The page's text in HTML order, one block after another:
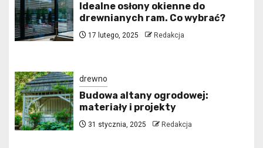
Idealne osłony okienne do
drewnianych ram. Co wybrać?
17 lutego, 2025 Redakcja
drewno
Budowa altany ogrodowej:
materiały i projekty
31 stycznia, 2025 Redakcja